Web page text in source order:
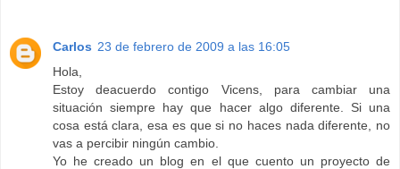
Carlos 23 de febrero de 2009 a las 16:05
Hola,
Estoy deacuerdo contigo Vicens, para cambiar una
situación siempre hay que hacer algo diferente. Si una
cosa está clara, esa es que si no haces nada diferente, no
vas a percibir ningún cambio.
Yo he creado un blog en el que cuento un proyecto de